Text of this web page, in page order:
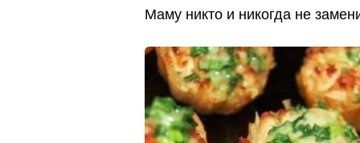
Маму никто и никогда не